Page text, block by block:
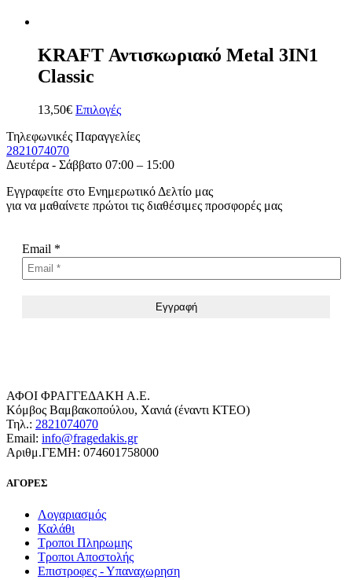
KRAFT Αντισκωριακό Metal 3IN1
Classic
13,50€ Επιλογές
Τηλεφωνικές Παραγγελίες
2821074070
Δευτέρα - Σάββατο 07:00 – 15:00
Εγγραφείτε στο Ενημερωτικό Δελτίο μας
για να μαθαίνετε πρώτοι τις διαθέσιμες προσφορές μας
Email *
ΑΦΟΙ ΦΡΑΓΓΕΔΑΚΗ Α.Ε.
Κόμβος Βαμβακοπούλου, Χανιά (έναντι ΚΤΕΟ)
Τηλ.: 2821074070
Email: info@fragedakis.gr
Αριθμ.ΓΕΜΗ: 074601758000
ΑΓΟΡΕΣ
Λογαριασμός
Καλάθι
Τροποι Πληρωμης
Τροποι Αποστολής
Επιστροφες - Υπαναχωρηση